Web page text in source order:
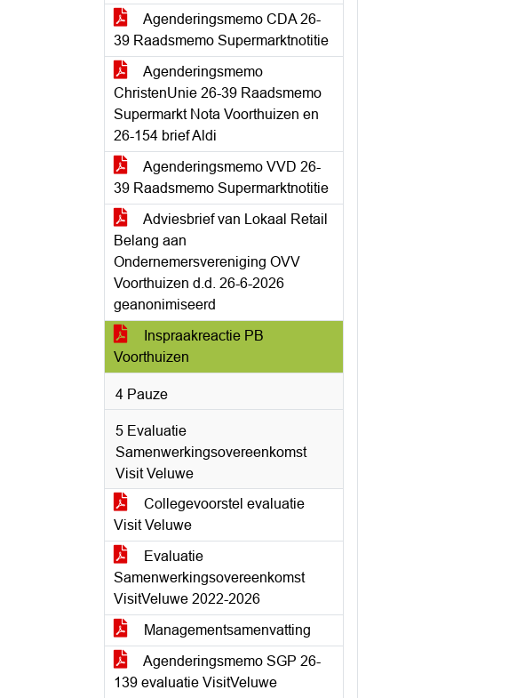
Agenderingsmemo CDA 26-
39 Raadsmemo Supermarktnotitie
Agenderingsmemo
ChristenUnie 26-39 Raadsmemo
Supermarkt Nota Voorthuizen en
26-154 brief Aldi
Agenderingsmemo VVD 26-
39 Raadsmemo Supermarktnotitie
Adviesbrief van Lokaal Retail
Belang aan
Ondernemersvereniging OVV
Voorthuizen d.d. 26-6-2026
geanonimiseerd
Inspraakreactie PB
Voorthuizen
4 Pauze
5 Evaluatie
Samenwerkingsovereenkomst
Visit Veluwe
Collegevoorstel evaluatie
Visit Veluwe
Evaluatie
Samenwerkingsovereenkomst
VisitVeluwe 2022-2026
Managementsamenvatting
Agenderingsmemo SGP 26-
139 evaluatie VisitVeluwe